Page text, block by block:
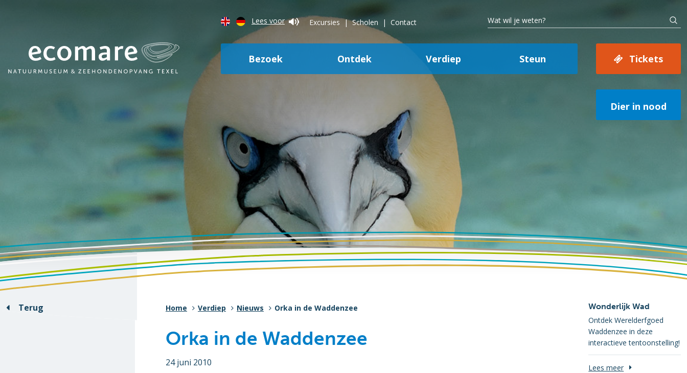
Lees voor Excursies Scholen Contact
Bezoek Ontdek Verdiep Steun Tickets
Dier in nood
Terug Home Verdiep Nieuws Orka in de Waddenzee
Orka in de Waddenzee
24 juni 2010
Wonderlijk Wad
Ontdek Werelderfgoed
Waddenzee in deze
interactieve tentoonstelling!
Lees meer